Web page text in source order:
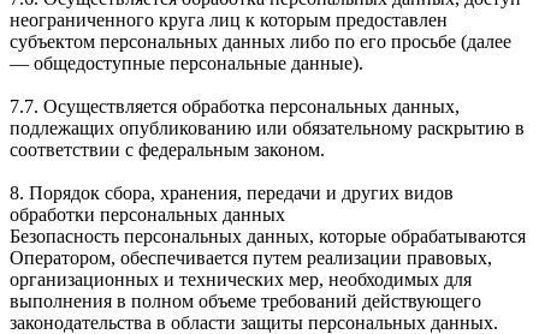
неограниченного круга лиц к которым предоставлен
субъектом персональных данных либо по его просьбе (далее
— общедоступные персональные данные).
7.7. Осуществляется обработка персональных данных,
подлежащих опубликованию или обязательному раскрытию в
соответствии с федеральным законом.
8. Порядок сбора, хранения, передачи и других видов
обработки персональных данных
Безопасность персональных данных, которые обрабатываются
Оператором, обеспечивается путем реализации правовых,
организационных и технических мер, необходимых для
выполнения в полном объеме требований действующего
законодательства в области защиты персональных данных.